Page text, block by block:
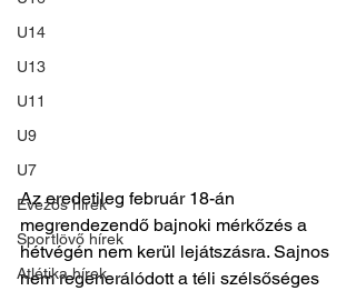
U14
U13
U11
U9
U7
Evezős hírek
Sportlövő hírek
Atlétika hírek
Az eredetileg február 18-án
megrendezendő bajnoki mérkőzés a
hétvégén nem kerül lejátszásra. Sajnos
nem regenerálódott a téli szélsőséges